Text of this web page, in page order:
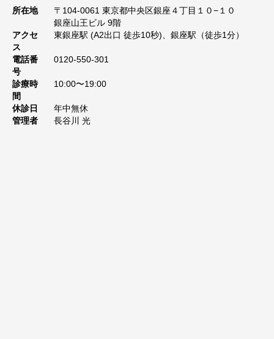
所在地
〒104-0061 東京都中央区銀座４丁目１０−１０
銀座山王ビル 9階
アクセ
ス
東銀座駅 (A2出口 徒歩10秒)、銀座駅（徒歩1分）
電話番
号
0120-550-301
診療時
間
10:00〜19:00
休診日
年中無休
管理者
長谷川 光